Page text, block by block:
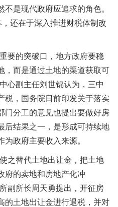
是现代政府应追求的角色。
，还在于深入推进财税体制改
要的突破口，地方政府要稳
，而是通过土地的渠道获取可
心副主任刘世锦认为，三中
税，国务院日前印发关于落实
门分工的意见也提出要做好房
后结果之一，是形成可持续地
政府主要收入来源。
之替代土地出让金，把土地
府的卖地和房地产化冲
副所长周天勇提出，开征房
的土地出让金进行退税，并对